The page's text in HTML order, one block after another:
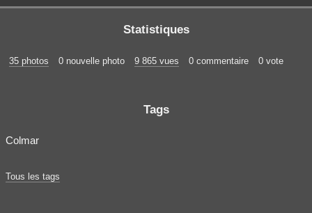
Statistiques
35 photos 0 nouvelle photo 9 865 vues 0 commentaire 0 vote
Tags
Colmar
Tous les tags